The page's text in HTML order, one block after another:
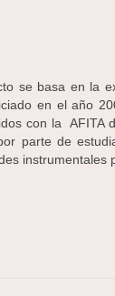
se basa en la
en el año
con la
parte de
instrumentales